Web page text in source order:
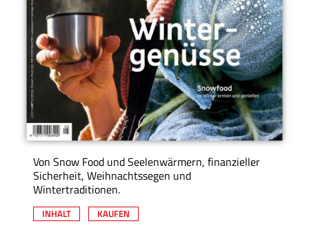
Von Snow Food und Seelenwärmern, finanzieller
Sicherheit, Weihnachtssegen und
Wintertraditionen.
INHALT KAUFEN